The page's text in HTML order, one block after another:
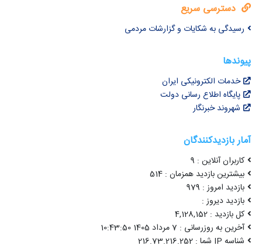
دسترسی سریع
رسیدگی به شکایات و گزارشات مردمی
پیوندها
خدمات الکترونیکی ایران
پایگاه اطلاع رسانی دولت
شهروند خبرنگار
آمار بازدیدکنندگان
کاربران آنلاین : 9
بیشترین بازدید همزمان : 514
بازدید امروز : 979
بازدید دیروز :
کل بازدید : 4,128,152
آخرین به روزرسانی : 7 مرداد 1405 10:43:50
شناسه IP شما : 216.73.216.252